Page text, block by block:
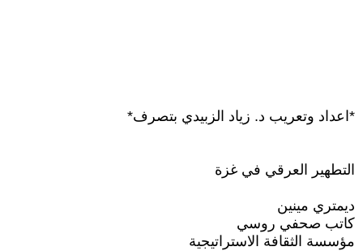
*اعداد وتعريب د. زياد الزبيدي بتصرف*
التطهير العرقي في غزة
ديمتري مينين
كاتب صحفي روسي
مؤسسة الثقافة الاستراتيجية